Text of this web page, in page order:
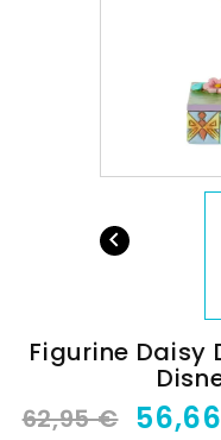

Figurine Daisy
62,95 €